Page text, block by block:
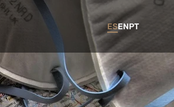
ESENPT